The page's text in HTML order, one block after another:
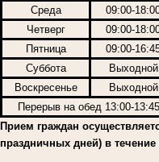
Среда
09:00-
Четверг
09:00-
Пятница
09:00-
Суббота
Выходной
Воскресенье
Выходной
Перерыв на обед 13:00-13:45
Прием граждан
праздничных дней) в